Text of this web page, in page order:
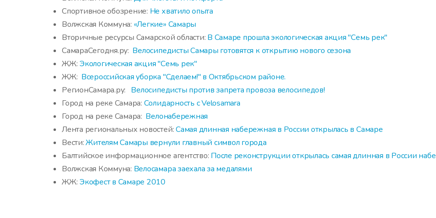
Спортивное обозрение: Не хватило опыта
Волжская Коммуна: «Легкие» Самары
Вторичные ресурсы Самарской области: В Самаре прошла экологическая акция "Семь рек"
СамараСегодня.ру: Велосипедисты Самары готовятся к открытию нового сезона
ЖЖ: Экологическая акция "Семь рек"
ЖЖ: Всероссийская уборка "Сделаем!" в Октябрьском районе.
РегионСамара.ру: Велосипедисты против запрета провоза велосипедов!
Город на реке Самара: Солидарность с Velosamara
Город на реке Самара: Велонабережная
Лента региональных новостей:Самая длинная набережная в России открылась в Самаре
Вести:Жителям Самары вернули главный символ города
Балтийское информационное агентство: После реконструкции открылась самая длинная в России
Волжская Коммуна: Велосамара заехала за медалями
ЖЖ: Экофест в Самаре 2010